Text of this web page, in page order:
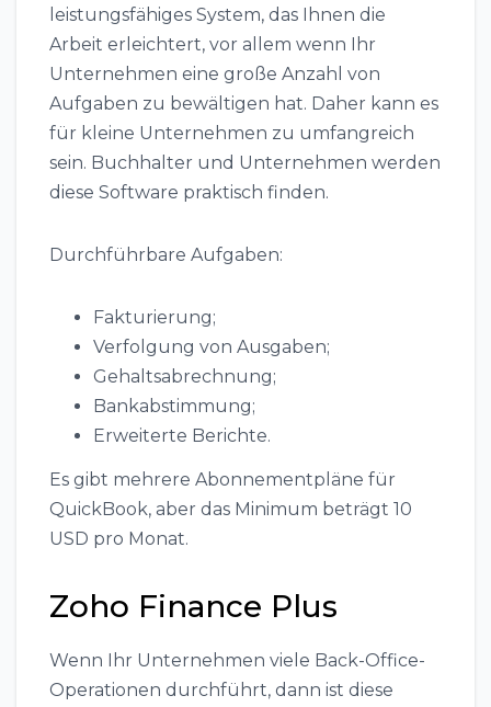
leistungsfähiges System, das Ihnen die
Arbeit erleichtert, vor allem wenn Ihr
Unternehmen eine große Anzahl von
Aufgaben zu bewältigen hat. Daher kann es
für kleine Unternehmen zu umfangreich
sein. Buchhalter und Unternehmen werden
diese Software praktisch finden.
Durchführbare Aufgaben:
Fakturierung;
Verfolgung von Ausgaben;
Gehaltsabrechnung;
Bankabstimmung;
Erweiterte Berichte.
Es gibt mehrere Abonnementpläne für
QuickBook, aber das Minimum beträgt 10
USD pro Monat.
Zoho Finance Plus
Wenn Ihr Unternehmen viele Back-Office-
Operationen durchführt, dann ist diese